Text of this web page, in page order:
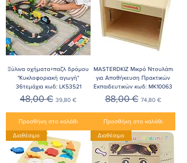
Ξύλινα οχήματα+παζλ δρόμου
"Κυκλοφοριακή αγωγή"
36τεμάχια κωδ: LK53521
Κανονική τιμή
48,00 € 39,80 €
Προσθήκη στο καλάθι
MASTERDKIZ Μικρό Ντουλάπι
για Αποθήκευση Πρακτικών
Εκπαιδευτικών κωδ: MK10063
Κανονική τιμή
88,00 € 74,80 €
Προσθήκη στο καλάθι
Διαθέσιμο Διαθέσιμο